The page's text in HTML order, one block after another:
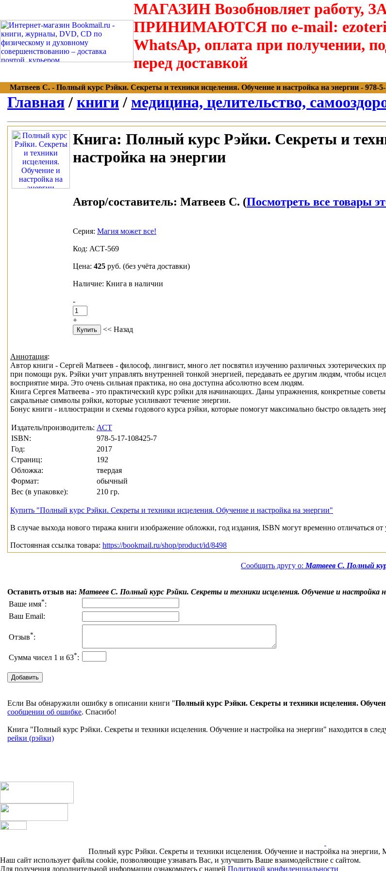
МАГАЗИН Возобновляет работу,
ПРИНИМАЮТСЯ по e-mail:
WhatsAp, оплата при получении,
перед доставкой
Матвеев С. - Полный курс Рэйки. Секреты и техники исцеления. Обучение и настройка на энергии - 978-5-
Главная / книги / медицина, целительство,
Книга: Полный курс Рэйки. Секреты и
настройка на энергии
Автор/составитель: Матвеев С. (Посмотреть все товары
Серия: Магия может все!
Код: АСТ-569
Цена: 425 руб. (без учёта доставки)
Наличие: Книга в наличии
-
+
<< Назад
Аннотация:
Автор книги - Сергей Матвеев - философ, лингвист, много лет посвятил изучению различных эзотерических
при помощи рук. Рэйки учит управлять внутренней тонкой энергией, передавать ее другим людям, чтобы
восприятие мира. Это очень сильная практика, но она доступна абсолютно всем людям.
Книга Сергея Матвеева - это практический курс рэйки для начинающих. Даны упражнения, конкретные
сакральные символы рэйки, которые усиливают течение энергии.
Бонус книги - иллюстрации и схемы годового курса рэйки, которые помогут максимально быстро овладеть
Издатель/производитель: АСТ
ISBN:
978-5-17-108425-7
Год:
2017
Страниц:
192
Обложка:
твердая
Формат:
обычный
Вес (в упаковке):
210 гр.
Купить "Полный курс Рэйки. Секреты и техники исцеления. Обучение и настройка на энергии"
В случае выхода нового тиража книги изображение обложки, год издания, ISBN могут временно отличаться
Постоянная ссылка товара: https://bookmail.ru/shop/product/id/8498
Сообщить другу о:Матвеев С. Полный
Оставить отзыв на:Матвеев С. Полный курс Рэйки. Секреты и техники исцеления. Обучение и настройка
Ваше имя*:
Ваш Email:
Отзыв*:
Сумма чисел 1 и 63*:
Если Вы обнаружили ошибку в описании книги "Полный курс Рэйки. Секреты и техники исцеления.
сообщении об ошибке. Спасибо!
Книга "Полный курс Рэйки. Секреты и техники исцеления. Обучение и настройка на энергии" находится в
рейки (рэйки)
Полный курс Рэйки. Секреты и техники исцеления. Обучение и настройка на энергии,
Наш сайт использует файлы cookie, позволяющие узнавать Вас, и улучшить Ваше взаимодействие с сайтом.
Для получения дополнительной информации ознакомьтесь с нашей Политикой конфиденциальности